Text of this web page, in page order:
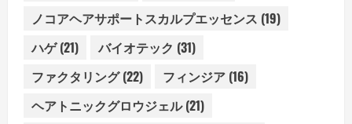
ノコアヘアサポートスカルプエッセンス (19)
ハゲ(21) バイオテック (31)
ファクタリング(22) フィンジア (16)
ヘアトニックグロウジェル(21)